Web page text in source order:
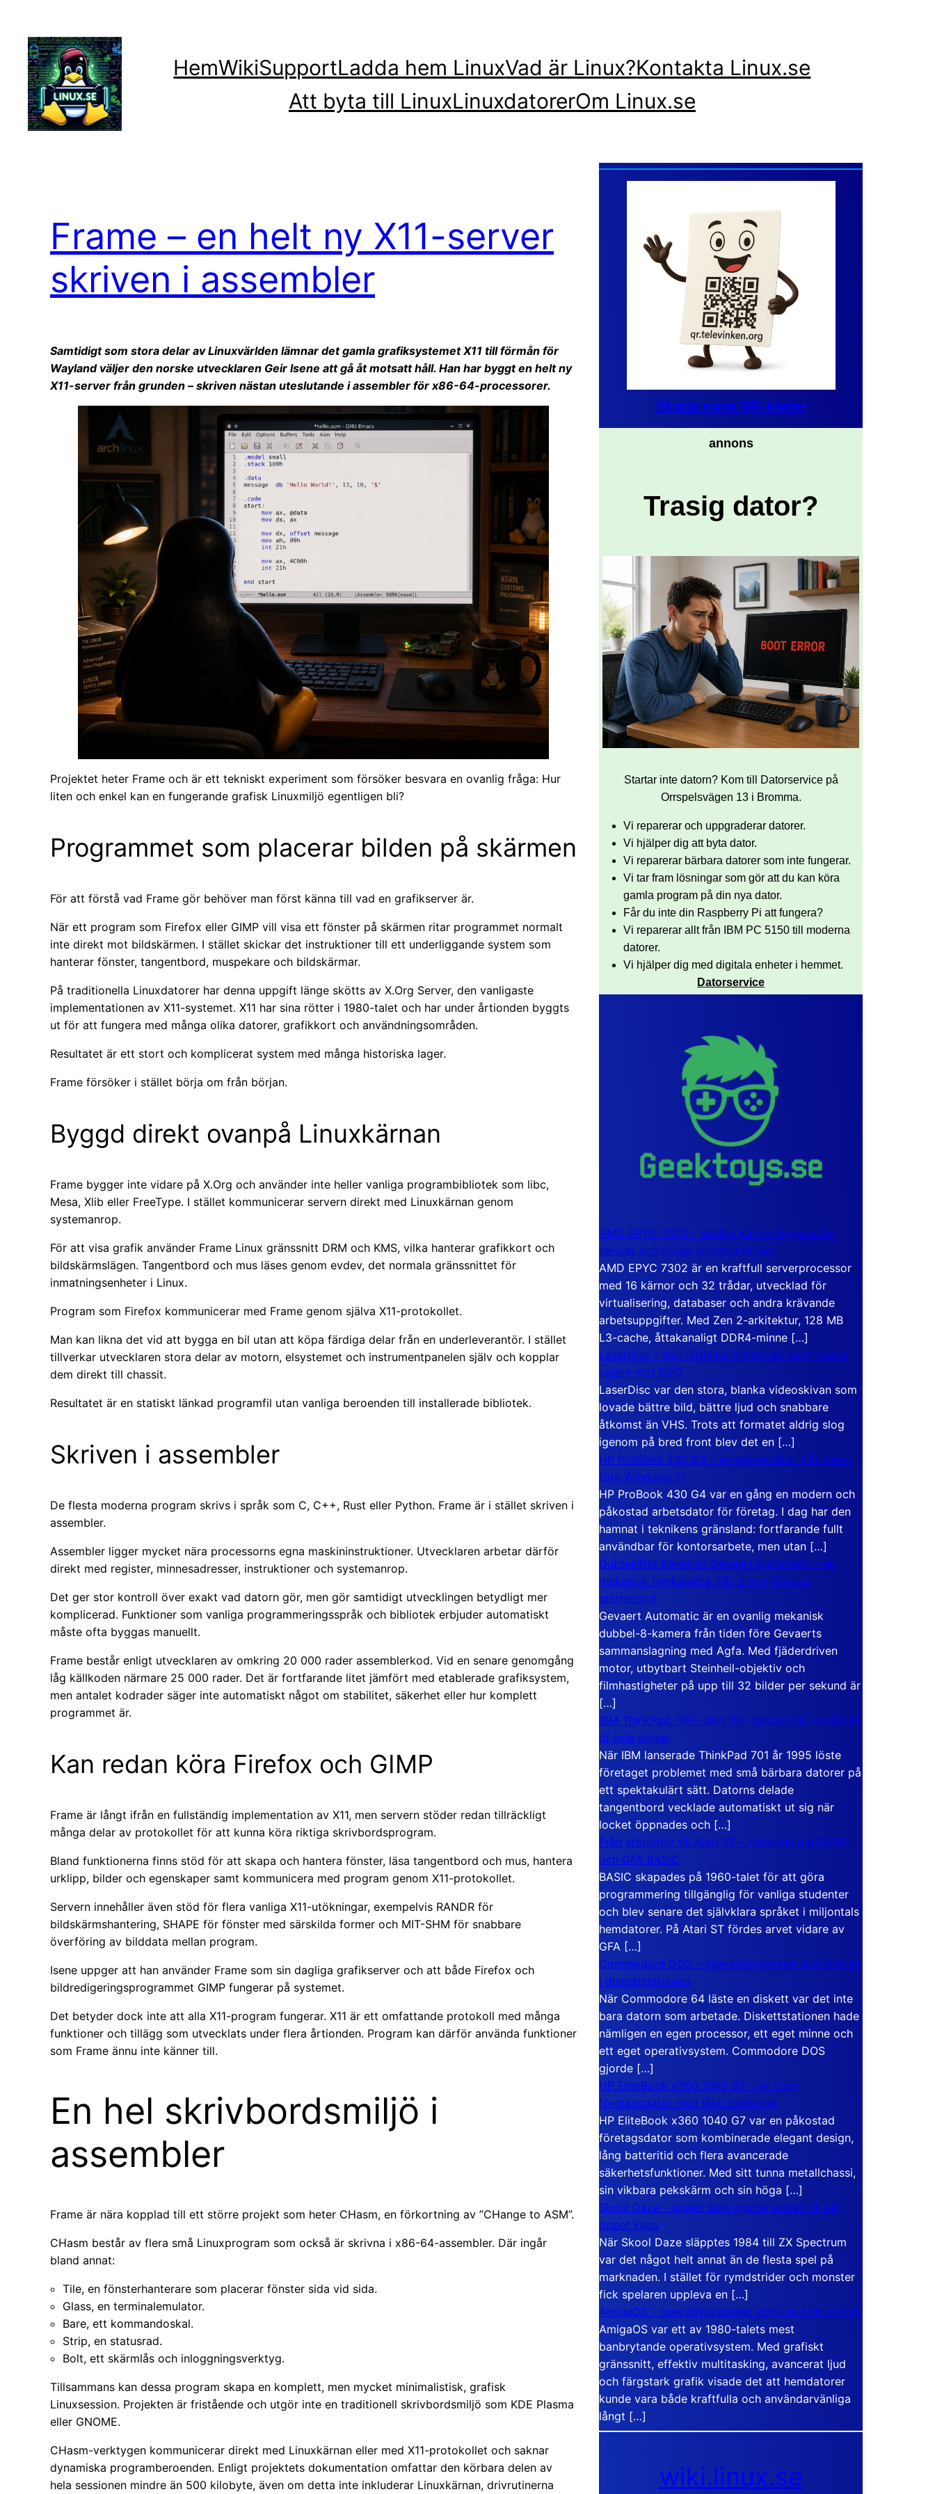
innehåll
HemWikiSupportLadda hem LinuxVad är Linux?Kontakta Linux.se
Att byta till LinuxLinuxdatorerOm Linux.se
Frame – en helt ny X11-server
skriven i assembler
Samtidigt som stora delar av Linuxvärlden lämnar det gamla grafiksystemet X11 till förmån för
Wayland väljer den norske utvecklaren Geir Isene att gå åt motsatt håll. Han har byggt en helt ny
X11-server från grunden – skriven nästan uteslutande i assembler för x86-64-processorer.
Projektet heter Frame och är ett tekniskt experiment som försöker besvara en ovanlig fråga: Hur
liten och enkel kan en fungerande grafisk Linuxmiljö egentligen bli?
Programmet som placerar bilden på skärmen
För att förstå vad Frame gör behöver man först känna till vad en grafikserver är.
När ett program som Firefox eller GIMP vill visa ett fönster på skärmen ritar programmet normalt
inte direkt mot bildskärmen. I stället skickar det instruktioner till ett underliggande system som
hanterar fönster, tangentbord, muspekare och bildskärmar.
På traditionella Linuxdatorer har denna uppgift länge skötts av X.Org Server, den vanligaste
implementationen av X11-systemet. X11 har sina rötter i 1980-talet och har under årtionden byggts
ut för att fungera med många olika datorer, grafikkort och användningsområden.
Resultatet är ett stort och komplicerat system med många historiska lager.
Frame försöker i stället börja om från början.
Byggd direkt ovanpå Linuxkärnan
Frame bygger inte vidare på X.Org och använder inte heller vanliga programbibliotek som libc,
Mesa, Xlib eller FreeType. I stället kommunicerar servern direkt med Linuxkärnan genom
systemanrop.
För att visa grafik använder Frame Linux gränssnitt DRM och KMS, vilka hanterar grafikkort och
bildskärmslägen. Tangentbord och mus läses genom evdev, det normala gränssnittet för
inmatningsenheter i Linux.
Program som Firefox kommunicerar med Frame genom själva X11-protokollet.
Man kan likna det vid att bygga en bil utan att köpa färdiga delar från en underleverantör. I stället
tillverkar utvecklaren stora delar av motorn, elsystemet och instrumentpanelen själv och kopplar
dem direkt till chassit.
Resultatet är en statiskt länkad programfil utan vanliga beroenden till installerade bibliotek.
Skriven i assembler
De flesta moderna program skrivs i språk som C, C++, Rust eller Python. Frame är i stället skriven i
assembler.
Assembler ligger mycket nära processorns egna maskininstruktioner. Utvecklaren arbetar därför
direkt med register, minnesadresser, instruktioner och systemanrop.
Det ger stor kontroll över exakt vad datorn gör, men gör samtidigt utvecklingen betydligt mer
komplicerad. Funktioner som vanliga programmeringsspråk och bibliotek erbjuder automatiskt
måste ofta byggas manuellt.
Frame består enligt utvecklaren av omkring 20 000 rader assemblerkod. Vid en senare genomgång
låg källkoden närmare 25 000 rader. Det är fortfarande litet jämfört med etablerade grafiksystem,
men antalet kodrader säger inte automatiskt något om stabilitet, säkerhet eller hur komplett
programmet är.
Kan redan köra Firefox och GIMP
Frame är långt ifrån en fullständig implementation av X11, men servern stöder redan tillräckligt
många delar av protokollet för att kunna köra riktiga skrivbordsprogram.
Bland funktionerna finns stöd för att skapa och hantera fönster, läsa tangentbord och mus, hantera
urklipp, bilder och egenskaper samt kommunicera med program genom X11-protokollet.
Servern innehåller även stöd för flera vanliga X11-utökningar, exempelvis RANDR för
bildskärmshantering, SHAPE för fönster med särskilda former och MIT-SHM för snabbare
överföring av bilddata mellan program.
Isene uppger att han använder Frame som sin dagliga grafikserver och att både Firefox och
bildredigeringsprogrammet GIMP fungerar på systemet.
Det betyder dock inte att alla X11-program fungerar. X11 är ett omfattande protokoll med många
funktioner och tillägg som utvecklats under flera årtionden. Program kan därför använda funktioner
som Frame ännu inte känner till.
En hel skrivbordsmiljö i
assembler
Frame är nära kopplad till ett större projekt som heter CHasm, en förkortning av ”CHange to ASM”.
CHasm består av flera små Linuxprogram som också är skrivna i x86-64-assembler. Där ingår
bland annat:
Tile, en fönsterhanterare som placerar fönster sida vid sida.
Glass, en terminalemulator.
Bare, ett kommandoskal.
Strip, en statusrad.
Bolt, ett skärmlås och inloggningsverktyg.
Tillsammans kan dessa program skapa en komplett, men mycket minimalistisk, grafisk
Linuxsession. Projekten är fristående och utgör inte en traditionell skrivbordsmiljö som KDE Plasma
eller GNOME.
CHasm-verktygen kommunicerar direkt med Linuxkärnan eller med X11-protokollet och saknar
dynamiska programberoenden. Enligt projektets dokumentation omfattar den körbara delen av
hela sessionen mindre än 500 kilobyte, även om detta inte inkluderar Linuxkärnan, drivrutinerna
Skapa egna QR-koder
annons
Trasig dator?
Startar inte datorn? Kom till Datorservice på
Orrspelsvägen 13 i Bromma.
Vi reparerar och uppgraderar datorer.
Vi hjälper dig att byta dator.
Vi reparerar bärbara datorer som inte fungerar.
Vi tar fram lösningar som gör att du kan köra
gamla program på din nya dator.
Får du inte din Raspberry Pi att fungera?
Vi reparerar allt från IBM PC 5150 till moderna
datorer.
Vi hjälper dig med digitala enheter i hemmet.
Datorservice
AMD EPYC 7302 – sexton kärnor byggda för
servrar och tunga arbetsstationer
AMD EPYC 7302 är en kraftfull serverprocessor
med 16 kärnor och 32 trådar, utvecklad för
virtualisering, databaser och andra krävande
arbetsuppgifter. Med Zen 2-arkitektur, 128 MB
L3-cache, åttakanaligt DDR4-minne […]
LaserDisc – den jättelika filmskivan som visade
vägen mot DVD
LaserDisc var den stora, blanka videoskivan som
lovade bättre bild, bättre ljud och snabbare
åtkomst än VHS. Trots att formatet aldrig slog
igenom på bred front blev det en […]
HP ProBook 430 G4 – en arbetsdator från tiden
före Windows 11
HP ProBook 430 G4 var en gång en modern och
påkostad arbetsdator för företag. I dag har den
hamnat i teknikens gränsland: fortfarande fullt
användbar för kontorsarbete, men utan […]
Dubbelåtta Kameran Gevaert Automatic – en
mekanisk filmkamera från 8 mm-filmens
storhetstid
Gevaert Automatic är en ovanlig mekanisk
dubbel-8-kamera från tiden före Gevaerts
sammanslagning med Agfa. Med fjäderdriven
motor, utbytbart Steinheil-objektiv och
filmhastigheter på upp till 32 bilder per sekund är
[…]
IBM ThinkPad 701 – den lilla datorn som vecklade
ut sina vingar
När IBM lanserade ThinkPad 701 år 1995 löste
företaget problemet med små bärbara datorer på
ett spektakulärt sätt. Datorns delade
tangentbord vecklade automatiskt ut sig när
locket öppnades och […]
Från stordator till Atari ST – historien om BASIC
och GFA BASIC
BASIC skapades på 1960-talet för att göra
programmering tillgänglig för vanliga studenter
och blev senare det självklara språket i miljontals
hemdatorer. På Atari ST fördes arvet vidare av
GFA […]
Commodore DOS – operativsystemet som bodde
i diskettstationen
När Commodore 64 läste en diskett var det inte
bara datorn som arbetade. Diskettstationen hade
nämligen en egen processor, ett eget minne och
ett eget operativsystem. Commodore DOS
gjorde […]
HP EliteBook x360 1040 G7 – en lyxig
företagsdator med lång batteritid
HP EliteBook x360 1040 G7 var en påkostad
företagsdator som kombinerade elegant design,
lång batteritid och flera avancerade
säkerhetsfunktioner. Med sitt tunna metallchassi,
sin vikbara pekskärm och sin höga […]
Skool Daze – spelet som gjorde skolan till ett
öppet kaos
När Skool Daze släpptes 1984 till ZX Spectrum
var det något helt annat än de flesta spel på
marknaden. I stället för rymdstrider och monster
fick spelaren uppleva en […]
AmigaOS – operativsystemet som var före sin tid
AmigaOS var ett av 1980-talets mest
banbrytande operativsystem. Med grafiskt
gränssnitt, effektiv multitasking, avancerat ljud
och färgstark grafik visade det att hemdatorer
kunde vara både kraftfulla och användarvänliga
långt […]
wiki.linux.se